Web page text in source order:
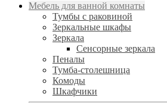
Мебель для ванной комнаты
Тумбы с раковиной
Зеркальные шкафы
Зеркала
Сенсорные зеркала
Пеналы
Тумба-столешница
Комоды
Шкафчики